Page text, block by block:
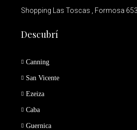
Shopping Las Toscas , Formosa
Descubrí
Canning
San Vicente
Ezeiza
Caba
Guernica